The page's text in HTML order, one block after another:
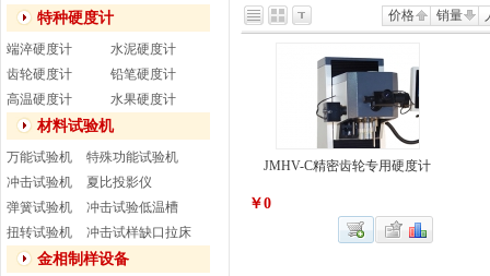
价格
销量
JMHV-C精密齿轮专用硬度计
￥0
特种硬度计
端淬硬度计
水泥硬度计
齿轮硬度计
铅笔硬度计
高温硬度计
水果硬度计
材料试验机
万能试验机
特殊功能试验机
冲击试验机
夏比投影仪
弹簧试验机
冲击试验低温槽
扭转试验机
冲击试样缺口拉床
金相制样设备